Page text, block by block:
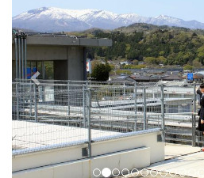
e
v
i
o
u
s